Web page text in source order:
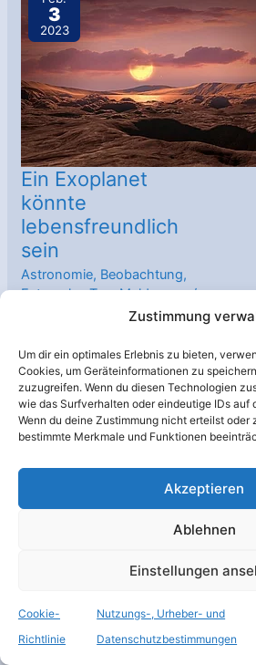
Zustimmung
Um dir ein optimales Erlebnis zu bieten,
Cookies, um Geräteinformationen zu
zuzugreifen. Wenn du diesen Technologien
wie das Surfverhalten oder eindeutige IDs auf
Wenn du deine Zustimmung nicht erteilst oder
bestimmte Merkmale und Funktionen
Akzeptieren
Ablehnen
Einstellungen
Cookie-
Richtlinie
Nutzungs-, Urheber- und
Datenschutzbestimmungen
3
2023
Ein Exoplanet
könnte
lebensfreundlich
sein
Astronomie, Beobachtung,
Extrasolar,Top-Meldungen/
Calar-Alto-Observatorium,
habitale Zone,
Klimamodellierung,MPIA,
Simulation,Wolf 1069 b
Astronomen finden einen
Max-Planck-Gesellschaft.